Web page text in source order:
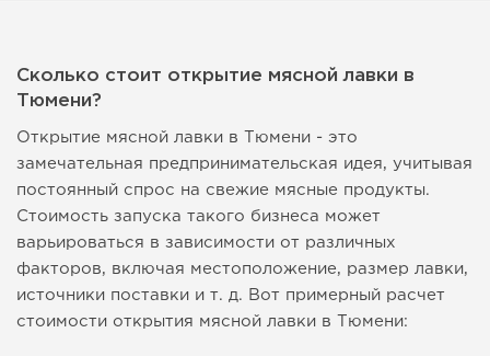
Сколько стоит открытие мясной лавки в
Тюмени?
Открытие мясной лавки в Тюмени - это
замечательная предпринимательская идея, учитывая
постоянный спрос на свежие мясные продукты.
Стоимость запуска такого бизнеса может
варьироваться в зависимости от различных
факторов, включая местоположение, размер лавки,
источники поставки и т. д. Вот примерный расчет
стоимости открытия мясной лавки в Тюмени: